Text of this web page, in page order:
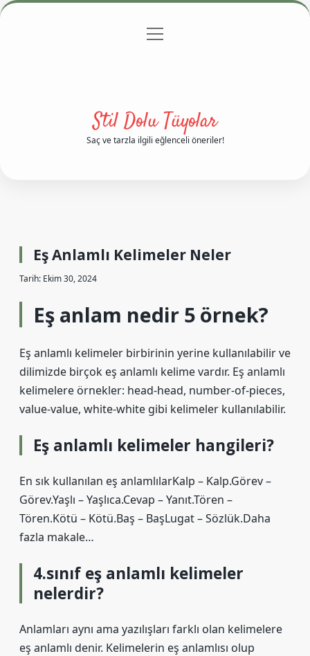
Gizlilik Politikası
menüyü
Stil Dolu Tüyolar
Saç ve tarzla ilgili eğlenceli öneriler!
Eş Anlamlı Kelimeler Neler
Tarih: Ekim 30, 2024
Eş anlam nedir 5 örnek?
Eş anlamlı kelimeler birbirinin yerine kullanılabilir ve
dilimizde birçok eş anlamlı kelime vardır. Eş anlamlı
kelimelere örnekler: head-head, number-of-pieces,
value-value, white-white gibi kelimeler kullanılabilir.
Eş anlamlı kelimeler hangileri?
En sık kullanılan eş anlamlılarKalp – Kalp.Görev –
Görev.Yaşlı – Yaşlıca.Cevap – Yanıt.Tören –
Tören.Kötü – Kötü.Baş – BaşLugat – Sözlük.Daha
fazla makale…
4.sınıf eş anlamlı kelimeler
nelerdir?
Anlamları aynı ama yazılışları farklı olan kelimelere
eş anlamlı denir. Kelimelerin eş anlamlısı olup